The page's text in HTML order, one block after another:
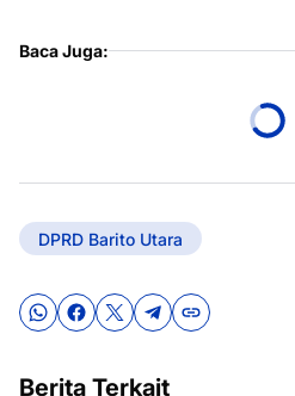
Baca Juga:
DPRD Barito Utara
Berita Terkait